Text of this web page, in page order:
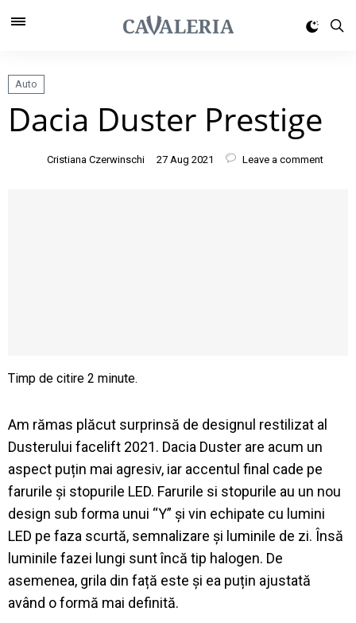
Auto
Dacia Duster Prestige
Cristiana Czerwinschi 27 Aug 2021 Leave a comment
Am rămas plăcut surprinsă de designul restilizat al
Dusterului facelift 2021. Dacia Duster are acum un
aspect puțin mai agresiv, iar accentul final cade pe
farurile și stopurile LED. Farurile si stopurile au un nou
design sub forma unui “Y” și vin echipate cu lumini
LED pe faza scurtă, semnalizare și luminile de zi. Însă
luminile fazei lungi sunt încă tip halogen. De
asemenea, grila din față este și ea puțin ajustată
având o formă mai definită.